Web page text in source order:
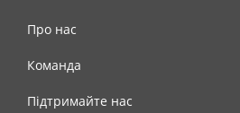
Про нас
Команда
Підтримайте нас